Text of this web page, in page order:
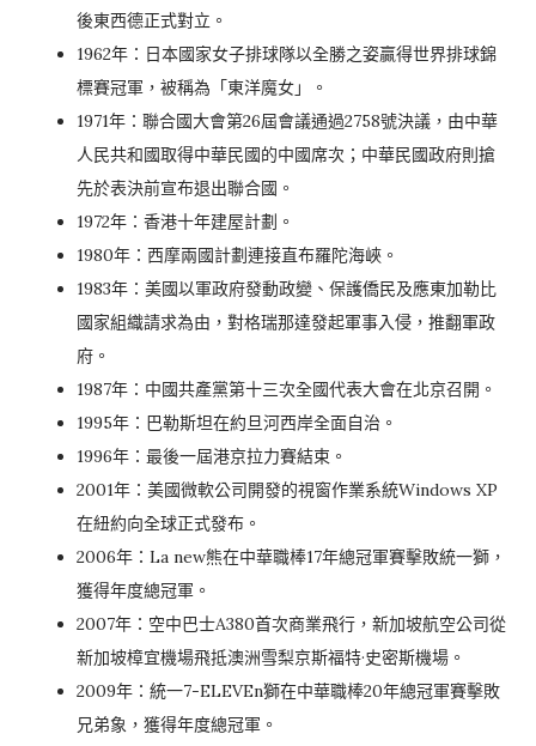
後東西德正式對立。
1962年：日本國家女子排球隊以全勝之姿贏得世界排球錦
標賽冠軍，被稱為「東洋魔女」。
1971年：聯合國大會第26屆會議通過2758號決議，由中華
人民共和國取得中華民國的中國席次；中華民國政府則搶
先於表決前宣布退出聯合國。
1972年：香港十年建屋計劃。
1980年：西摩兩國計劃連接直布羅陀海峽。
1983年：美國以軍政府發動政變、保護僑民及應東加勒比
國家組織請求為由，對格瑞那達發起軍事入侵，推翻軍政
府。
1987年：中國共產黨第十三次全國代表大會在北京召開。
1995年：巴勒斯坦在約旦河西岸全面自治。
1996年：最後一屆港京拉力賽結束。
2001年：美國微軟公司開發的視窗作業系統Windows XP
在紐約向全球正式發布。
2006年：La new熊在中華職棒17年總冠軍賽擊敗統一獅，
獲得年度總冠軍。
2007年：空中巴士A380首次商業飛行，新加坡航空公司從
新加坡樟宜機場飛抵澳洲雪梨京斯福特·史密斯機場。
2009年：統一7-ELEVEn獅在中華職棒20年總冠軍賽擊敗
兄弟象，獲得年度總冠軍。